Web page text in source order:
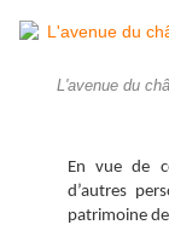
L'avenue du
En vue de
d’autres
patrimoine